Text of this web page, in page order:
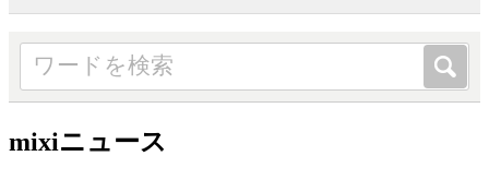
mixiニュース